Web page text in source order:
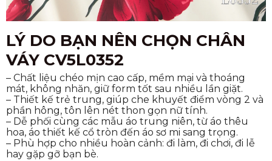
LÝ DO BẠN NÊN CHỌN CHÂN
VÁY CV5L0352
– Chất liệu chéo mịn cao cấp, mềm mại và thoáng
mát, không nhăn, giữ form tốt sau nhiều lần giặt.
– Thiết kế trẻ trung, giúp che khuyết điểm vòng 2 và
phần hông, tôn lên nét thon gọn nữ tính.
– Dễ phối cùng các mẫu áo trung niên, từ áo thêu
hoa, áo thiết kế cổ tròn đến áo sơ mi sang trọng.
– Phù hợp cho nhiều hoàn cảnh: đi làm, đi chơi, đi lễ
hay gặp gỡ bạn bè.